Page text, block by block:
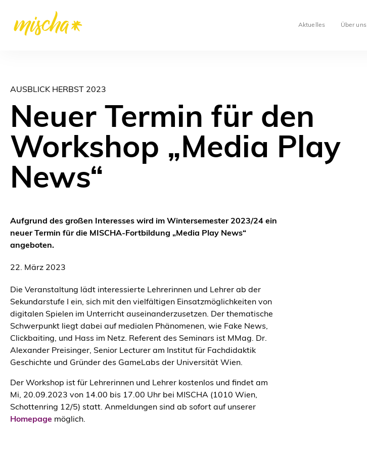
Aktuelles Über uns
AUSBLICK HERBST 2023
Neuer Termin für den
Workshop „Media Play
News“
Aufgrund des großen Interesses wird im Wintersemester 2023/24 ein
neuer Termin für die MISCHA-Fortbildung „Media Play News“
angeboten.
22. März 2023
Die Veranstaltung lädt interessierte Lehrerinnen und Lehrer ab der
Sekundarstufe I ein, sich mit den vielfältigen Einsatzmöglichkeiten von
digitalen Spielen im Unterricht auseinanderzusetzen. Der thematische
Schwerpunkt liegt dabei auf medialen Phänomenen, wie Fake News,
Clickbaiting, und Hass im Netz. Referent des Seminars ist MMag. Dr.
Alexander Preisinger, Senior Lecturer am Institut für Fachdidaktik
Geschichte und Gründer des GameLabs der Universität Wien.
Der Workshop ist für Lehrerinnen und Lehrer kostenlos und findet am
Mi, 20.09.2023 von 14.00 bis 17.00 Uhr bei MISCHA (1010 Wien,
Schottenring 12/5) statt. Anmeldungen sind ab sofort auf unserer
Homepage möglich.